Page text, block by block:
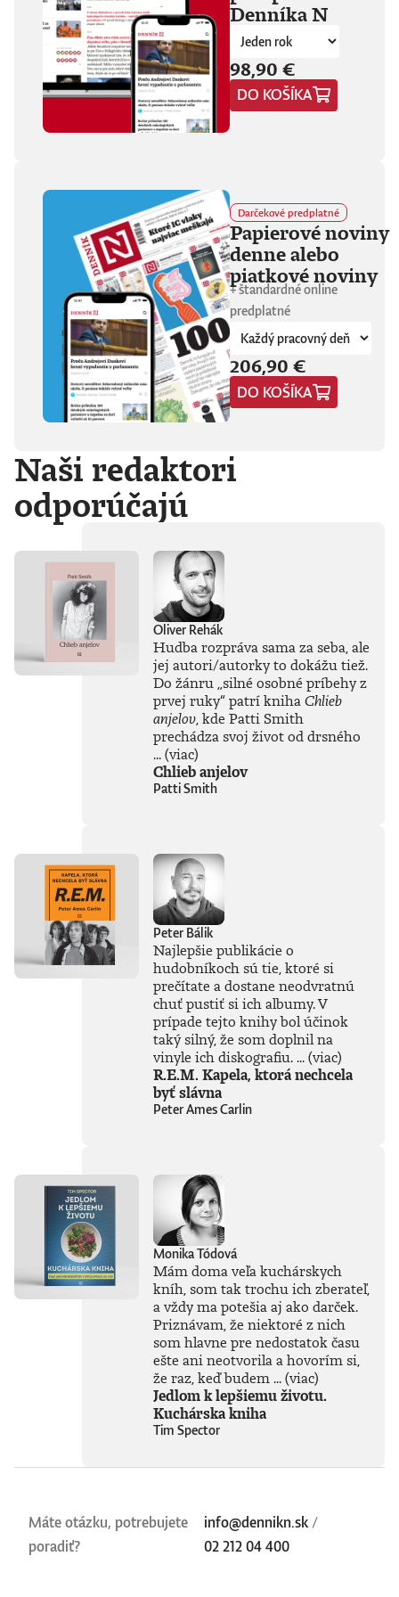
fanúšikovia aj
kritika dávajú palec
hore. Hrá pred
tisíckami ľudí na
festivaloch, vo
vypredaných sálach
aj v malých
punkových
ľudia, ktorí sa
predtým nepoznali,
vedú intenzívny
dialóg o hudbe a
stave sveta. V
štrnástich
tematicky
zameraných
kapitolách príde
okrem iného reč na
punk, trap,
rock’n’roll, Beatles,
Sex Pistols,
Dostojevského,
Hegela, Boha, GG
psychické diagnózy,
lásku, násilie,
rómstvo, working
class, anarchizmus,
okultizmus,
fašizmus, revolúciu,
imagináciu, Garáže,
gitaru, klavír,
mamu, otca aj
brata.Štyri
medzihry vo forme
posluchových
jukeboxov testujú
Denisov hudobný
rozhľad. Body
pozbiera takmer za
všetko.Za rozhovor
s Denisom Bangom
o Beatles, ktorý je
Denníka N
98,90 €
DO KOŠÍKA
Darčekové predplatné
Papierové noviny
denne alebo
piatkové noviny
+ štandardné online
predplatné
206,90 €
DO KOŠÍKA
Naši redaktori
odporúčajú
Oliver Rehák
Hudba rozpráva sama za seba, ale
jej autori/autorky to dokážu tiež.
Do žánru „silné osobné príbehy z
prvej ruky“patrí knihaChlieb
anjelov, kde Patti Smith
prechádza svoj život od drsného
...(viac)
Chlieb anjelov
Patti Smith
Peter Bálik
Najlepšie publikácie o
hudobníkoch sú tie, ktoré si
prečítate a dostane neodvratnú
chuť pustiť si ich albumy. V
prípade tejto knihy bol účinok
taký silný, že som doplnil na
vinyle ich diskografiu. ...(viac)
R.E.M. Kapela, ktorá nechcela
byť slávna
Peter Ames Carlin
Monika Tódová
Mám doma veľa kuchárskych
kníh, som tak trochu ich zberateľ,
a vždy ma potešia aj ako darček.
Priznávam, že niektoré z nich
som hlavne pre nedostatok času
ešte ani neotvorila a hovorím si,
že raz, keď budem ...(viac)
Jedlom k lepšiemu životu.
Kuchárska kniha
Tim Spector
Máte otázku, potrebujete
poradiť?
info@dennikn.sk /
02 212 04 400